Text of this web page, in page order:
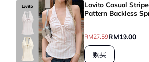
Lovito Casual
Pattern Backless
RM27.59RM19.00
购买